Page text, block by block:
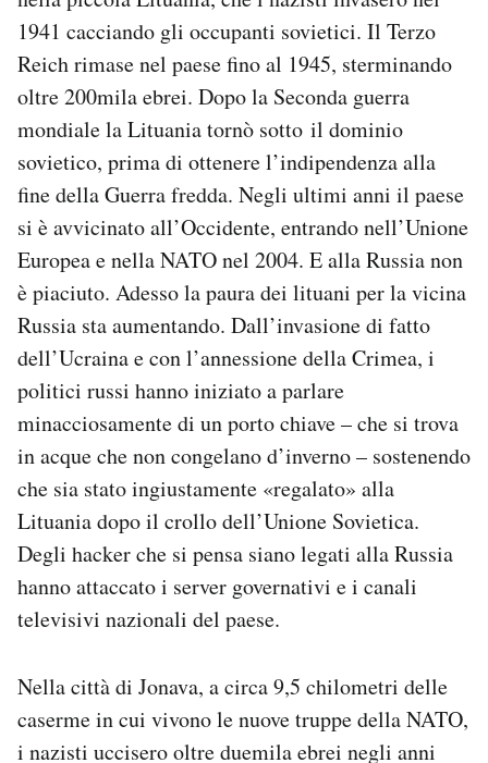
1941 cacciando gli occupanti sovietici. Il Terzo
Reich rimase nel paese fino al 1945, sterminando
oltre 200mila ebrei. Dopo la Seconda guerra
mondiale la Lituania tornò sotto il dominio
sovietico, prima di ottenere l’indipendenza alla
fine della Guerra fredda. Negli ultimi anni il paese
si è avvicinato all’Occidente, entrando nell’Unione
Europea e nella NATO nel 2004. E alla Russia non
è piaciuto. Adesso la paura dei lituani per la vicina
Russia sta aumentando. Dall’invasione di fatto
dell’Ucraina e con l’annessione della Crimea, i
politici russi hanno iniziato a parlare
minacciosamente di un porto chiave – che si trova
in acque che non congelano d’inverno – sostenendo
che sia stato ingiustamente «regalato» alla
Lituania dopo il crollo dell’Unione Sovietica.
Degli hacker che si pensa siano legati alla Russia
hanno attaccato i server governativi e i canali
televisivi nazionali del paese.
Nella città di Jonava, a circa 9,5 chilometri delle
caserme in cui vivono le nuove truppe della NATO,
i nazisti uccisero oltre duemila ebrei negli anni